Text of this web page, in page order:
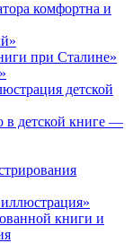
комфортна и
при Сталине»
детской
в детской книге —
книги и